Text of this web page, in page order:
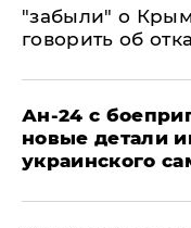
"забыли" о
говорить об
Ан-24 с
новые детали
украинского